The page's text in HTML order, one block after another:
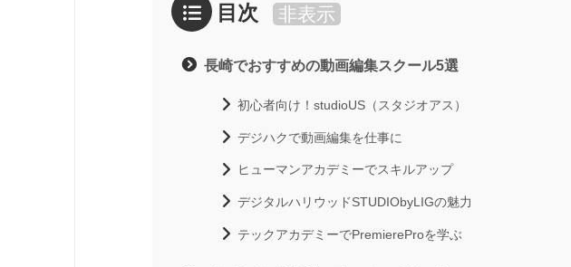
目次 非表示
長崎でおすすめの動画編集スクール5選
初心者向け！studioUS（スタジオアス）
デジハクで動画編集を仕事に
ヒューマンアカデミーでスキルアップ
デジタルハリウッドSTUDIObyLIGの魅力
テックアカデミーでPremiereProを学ぶ